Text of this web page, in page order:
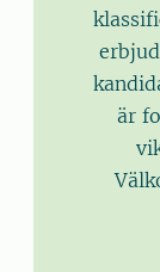
är